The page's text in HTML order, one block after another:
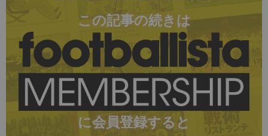
この記事の続きは
に会員登録すると